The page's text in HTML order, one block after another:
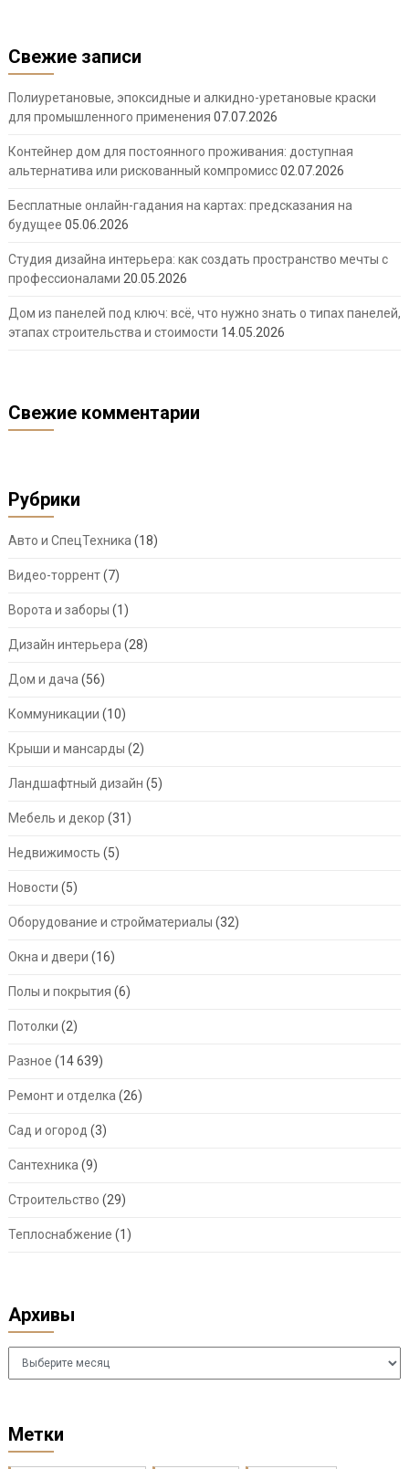
Свежие записи
Полиуретановые, эпоксидные и алкидно-уретановые краски
для промышленного применения 07.07.2026
Контейнер дом для постоянного проживания: доступная
альтернатива или рискованный компромисс02.07.2026
Бесплатные онлайн-гадания на картах: предсказания на
будущее 05.06.2026
Студия дизайна интерьера: как создать пространство мечты с
профессионалами 20.05.2026
Дом из панелей под ключ: всё, что нужно знать о типах панелей,
этапах строительства и стоимости 14.05.2026
Свежие комментарии
Рубрики
Авто и СпецТехника (18)
Видео-торрент(7)
Ворота и заборы (1)
Дизайн интерьера (28)
Дом и дача (56)
Коммуникации (10)
Крыши и мансарды (2)
Ландшафтный дизайн (5)
Мебель и декор (31)
Недвижимость (5)
Новости (5)
Оборудование и стройматериалы (32)
Окна и двери (16)
Полы и покрытия (6)
Потолки (2)
Разное (14 639)
Ремонт и отделка (26)
Сад и огород (3)
Сантехника (9)
Строительство (29)
Теплоснабжение (1)
Архивы
Архивы
Метки